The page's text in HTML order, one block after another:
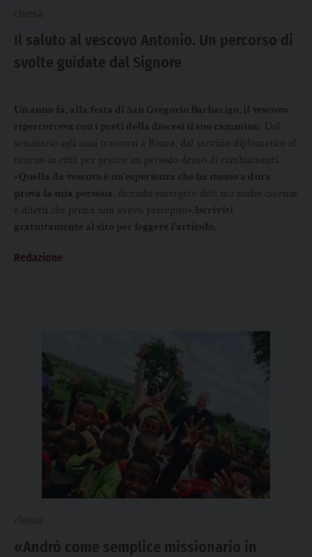
Il saluto al vescovo Antonio. Un percorso di
svolte guidate dal Signore
Un anno fa, alla festa di San Gregorio Barbarigo, il vescovo
ripercorreva con i preti della diocesi il suo cammino . Dal
seminario agli anni trascorsi a Roma, dal servizio diplomatico al
ritorno in città per gestire un periodo denso di cambiamenti.
Quella da vescovo è un'esperienza che ha messo a dura
prova la mia persona, facendo emergere doti ma anche carenze
e difetti che prima non avevo percepito». Iscriviti
gratuitamente al sito per leggere l'articolo.
Redazione
«Andrò come semplice missionario in